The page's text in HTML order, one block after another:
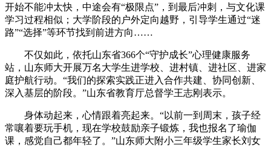
开始不能冲太快，中途会有“极限点”，到最后冲刺，与文化课
学习过程相似；大学阶段的户外定向越野，引导学生通过“迷
路”“选择”等环节找到前进方向……
不仅如此，依托山东省366个“守护成长”心理健康服务
站，山东师大开展万名大学生进学校、进村镇、进社区、进家
庭护航行动。“我们的探索实践正进入合作共建、协同创新、
深入基层的阶段。”山东省教育厅总督学王志刚表示。
身体动起来，心情跟着亮起来。“以前一到周末，孩子经
常嚷着要玩手机，现在学校鼓励亲子锻炼，我也报名了瑜伽
课，感觉自己都年轻了。”山东师大附小三年级学生家长刘女